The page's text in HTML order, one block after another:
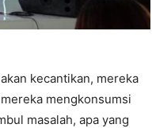
kecantikan, mereka
mengkonsumsi
masalah, apa yang